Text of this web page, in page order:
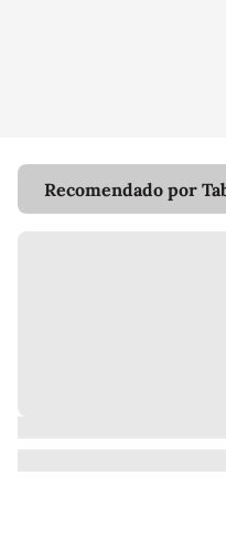
Recomendado por